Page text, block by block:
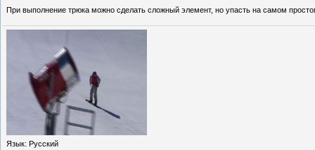
При выполнение трюка можно сделать сложный элемент, но упасть на самом
Язык: Русский